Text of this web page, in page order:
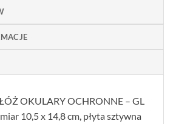
OKULARY OCHRONNE – GL
10,5 x 14,8 cm, płyta sztywna